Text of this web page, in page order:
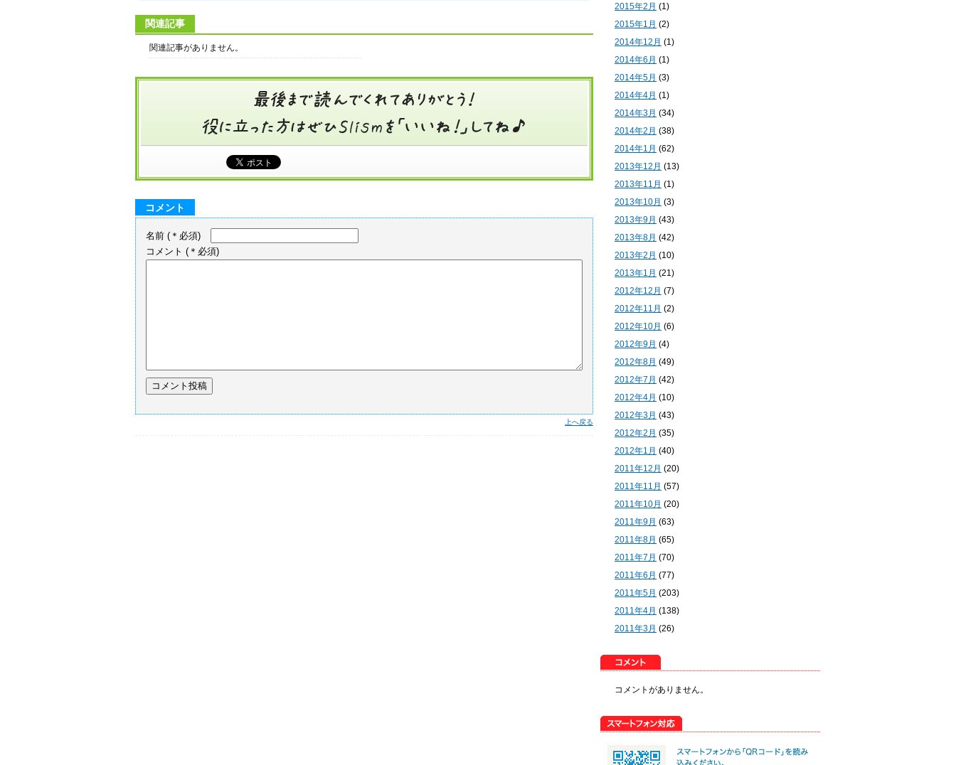
関連記事
関連記事がありません。
コメント
名前 (＊必須)
コメント (＊必須)
上へ戻る
2015年2月 (1)
2015年1月 (2)
2014年12月 (1)
2014年6月 (1)
2014年5月 (3)
2014年4月 (1)
2014年3月 (34)
2014年2月 (38)
2014年1月 (62)
2013年12月 (13)
2013年11月 (1)
2013年10月 (3)
2013年9月 (43)
2013年8月 (42)
2013年2月 (10)
2013年1月 (21)
2012年12月 (7)
2012年11月 (2)
2012年10月 (6)
2012年9月 (4)
2012年8月 (49)
2012年7月 (42)
2012年4月 (10)
2012年3月 (43)
2012年2月 (35)
2012年1月 (40)
2011年12月 (20)
2011年11月 (57)
2011年10月 (20)
2011年9月 (63)
2011年8月 (65)
2011年7月 (70)
2011年6月 (77)
2011年5月 (203)
2011年4月 (138)
2011年3月 (26)
コメントがありません。